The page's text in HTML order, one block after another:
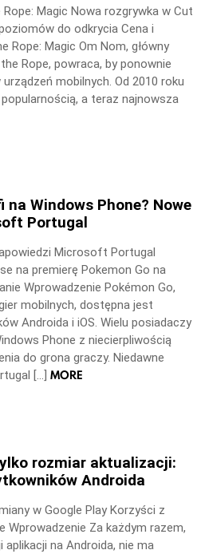
Magic Nowa rozgrywka w Cut
do odkrycia Cena i
Rope: Magic Om Nom, główny
Rope, powraca, by ponownie
mobilnych. Od 2010 roku
a teraz najnowsza
na Windows Phone? Nowe
Portugal
Microsoft Portugal
na premierę Pokemon Go na
Wprowadzenie Pokémon Go,
mobilnych, dostępna jest
Androida i iOS. Wielu posiadaczy
Phone z niecierpliwością
do grona graczy. Niedawne
[…] MORE
rozmiar aktualizacji:
Androida
w Google Play Korzyści z
Wprowadzenie Za każdym razem,
na Androida, nie ma